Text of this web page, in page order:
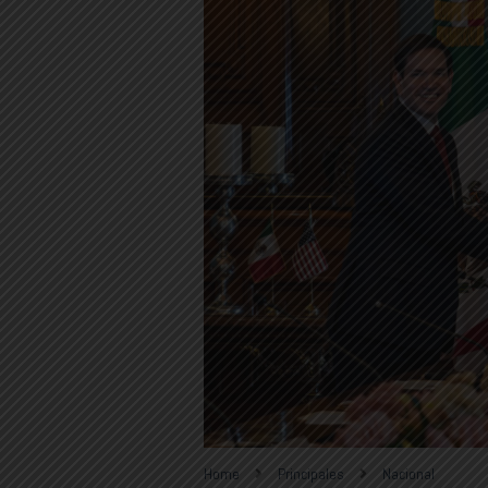
Home Principales Nacional